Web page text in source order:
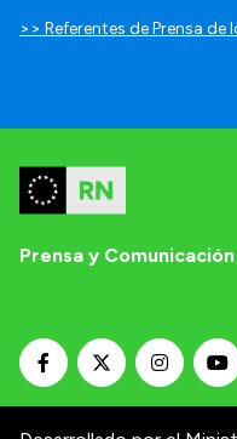
>> Referentes de Prensa
Prensa y Comunicación